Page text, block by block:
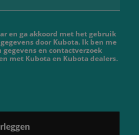
en ga akkoord met het gebruik
door Kubota. Ik ben me
en contactverzoek
met Kubota en Kubota dealers.